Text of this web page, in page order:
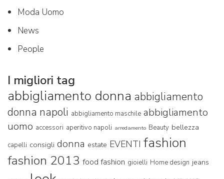
Moda Uomo
News
People
I migliori tag
abbigliamento donna abbigliamento
donna napoli abbigliamento maschile abbigliamento
uomo accessori aperitivo napoli arredamento Beauty bellezza
capelli consigli donna estate EVENTI fashion
fashion 2013 food fashion gioielli Home design jeans